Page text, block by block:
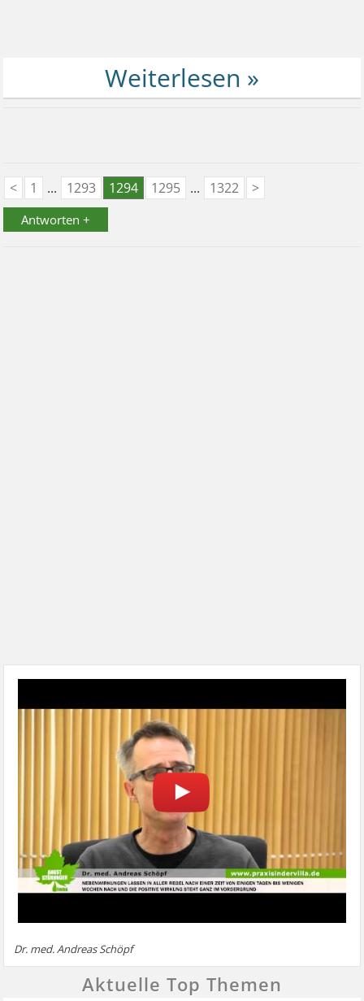
< 1 ... 1293 1294 1295 ... 1322 >
Antworten +
Dr. med. Andreas Schöpf
Aktuelle Top Themen